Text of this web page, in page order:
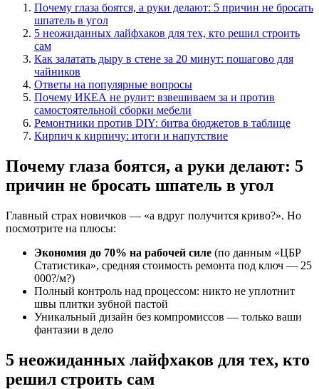
Почему глаза боятся, а руки делают: 5 причин не бросать
шпатель в угол
5 неожиданных лайфхаков для тех, кто решил строить
сам
Как залатать дыру в стене за 20 минут: пошагово для
чайников
Ответы на популярные вопросы
Почему ИКЕА не рулит: взвешиваем за и против
самостоятельной сборки мебели
Ремонтники против DIY: битва бюджетов в таблице
Кирпич к кирпичу: итоги и напутствие
Почему глаза боятся, а руки делают: 5
причин не бросать шпатель в угол
Главный страх новичков — «а вдруг получится криво?». Но
посмотрите на плюсы:
Экономия до 70% на рабочей силе (по данным «ЦБР
Статистика», средняя стоимость ремонта под ключ — 25
000?/м?)
Полный контроль над процессом: никто не уплотнит
швы плитки зубной пастой
Уникальный дизайн без компромиссов — только ваши
фантазии в дело
5 неожиданных лайфхаков для тех, кто
решил строить сам